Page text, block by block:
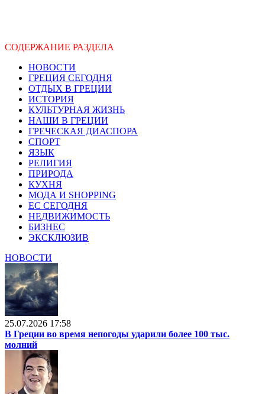
СОДЕРЖАНИЕ РАЗДЕЛА
НОВОСТИ
ГРЕЦИЯ СЕГОДНЯ
ОТДЫХ В ГРЕЦИИ
ИСТОРИЯ
КУЛЬТУРНАЯ ЖИЗНЬ
НАШИ В ГРЕЦИИ
ГРЕЧЕСКАЯ ДИАСПОРА
СПОРТ
ЯЗЫК
РЕЛИГИЯ
ПРИРОДА
КУХНЯ
МОДА И SHOPPING
ЕС СЕГОДНЯ
НЕДВИЖИМОСТЬ
БИЗНЕС
ЭКСКЛЮЗИВ
НОВОСТИ
25.07.2026 17:58
В Греции во время непогоды ударили более 100 тыс.
молний